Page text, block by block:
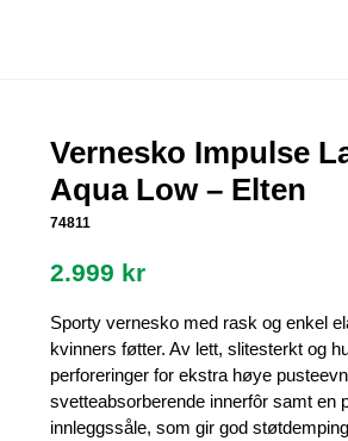
Vernesko Impulse
Aqua Low – Elten
74811
2.999 kr
Sporty vernesko med rask og enkel
kvinners føtter. Av lett, slitesterkt og
perforeringer for ekstra høye
svetteabsorberende innerfôr samt en
innleggssåle, som gir god